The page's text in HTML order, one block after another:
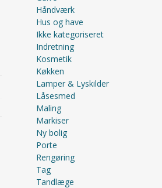
Håndværk
Hus og have
Ikke kategoriseret
Indretning
Kosmetik
Køkken
Lamper & Lyskilder
Låsesmed
Maling
Markiser
Ny bolig
Porte
Rengøring
Tag
Tandlæge